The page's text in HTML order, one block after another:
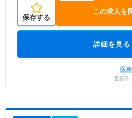
保存する
この求人を
詳細を見る
医
更新日